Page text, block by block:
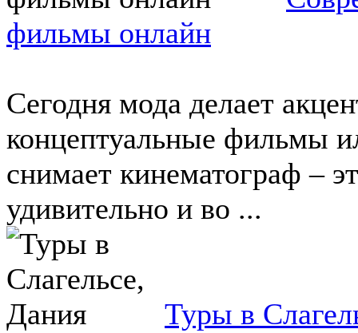
фильмы онлайн
Сегодня мода делает
концептуальные фильмы
снимает кинематограф –
удивительно и во ...
Туры в